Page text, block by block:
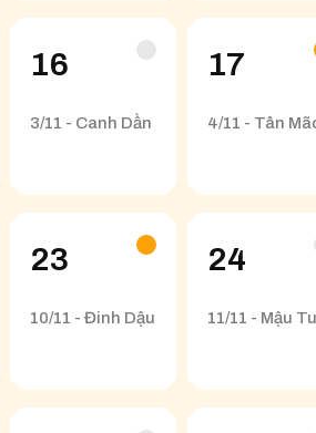
16
3/11 - Canh Dần
17
4/11 - Tân
23
10/11 - Đinh Dậu
24
11/11 - Mậu